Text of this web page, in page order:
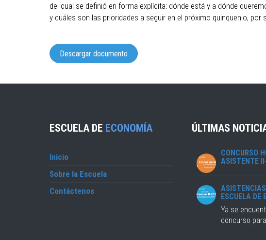
del cual se definió en forma explícita: dónde está y a dónde
y cuáles son las prioridades a seguir en el próximo quinquenio,
Descargar documento
ESCUELA DE ECONOMÍA
Inicio
Sobre la Escuela
Contáctenos
ÚLTIMAS
CONCURSO
ASISTENTE
ESCUELA DE
Ya se
concurso